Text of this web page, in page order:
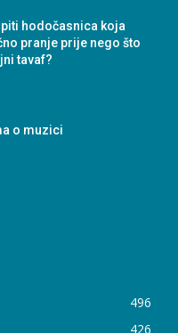
hodočasnica koja
pranje prije nego što
tavaf?
o muzici
496
426